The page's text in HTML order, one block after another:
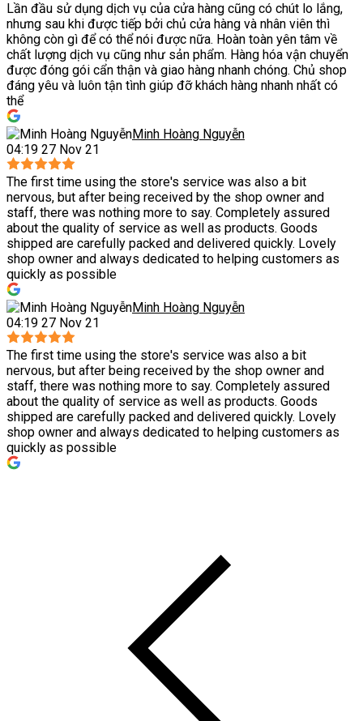
Lần đầu sử dụng dịch vụ của cửa hàng cũng có chút lo lắng,
nhưng sau khi được tiếp bởi chủ cửa hàng và nhân viên thì
không còn gì để có thể nói được nữa. Hoàn toàn yên tâm về
chất lượng dịch vụ cũng như sản phẩm. Hàng hóa vận chuyển
được đóng gói cẩn thận và giao hàng nhanh chóng. Chủ shop
đáng yêu và luôn tận tình giúp đỡ khách hàng nhanh nhất có
thể
Minh Hoàng Nguyễn
04:19 27 Nov 21
The first time using the store's service was also a bit
nervous, but after being received by the shop owner and
staff, there was nothing more to say. Completely assured
about the quality of service as well as products. Goods
shipped are carefully packed and delivered quickly. Lovely
shop owner and always dedicated to helping customers as
quickly as possible
Minh Hoàng Nguyễn
04:19 27 Nov 21
The first time using the store's service was also a bit
nervous, but after being received by the shop owner and
staff, there was nothing more to say. Completely assured
about the quality of service as well as products. Goods
shipped are carefully packed and delivered quickly. Lovely
shop owner and always dedicated to helping customers as
quickly as possible